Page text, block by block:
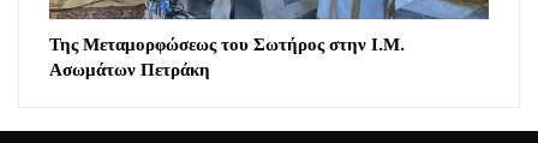
Της Μεταμορφώσεως του Σωτήρος στην Ι.Μ.
Ασωμάτων Πετράκη